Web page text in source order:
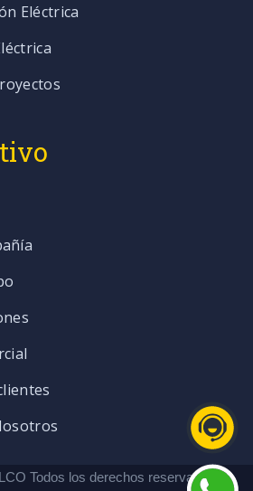
Eléctrica
Todos los derechos reservados. |